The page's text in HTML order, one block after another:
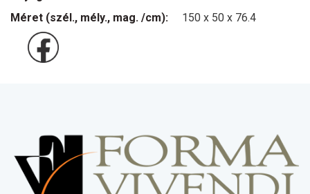
Méret (szél., mély., mag. /cm): 150 x 50 x 76.4